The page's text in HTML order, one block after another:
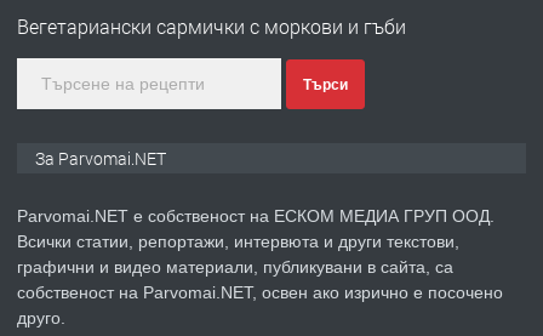
преди 1 година
ПРЕДЛАГА Уроци по Математика
Вегетариански сармички с моркови и гъби
Търси
За Parvomai.NET
Parvomai.NET е собственост на ЕСКОМ МЕДИА ГРУП ООД.
Всички статии, репортажи, интервюта и други текстови,
графични и видео материали, публикувани в сайта, са
собственост на Parvomai.NET, освен ако изрично е посочено
друго.